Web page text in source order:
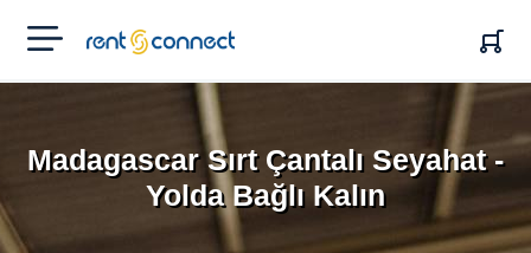
RENT'N
CONNECT
Madagascar Sırt Çantalı Seyahat -
Yolda Bağlı Kalın